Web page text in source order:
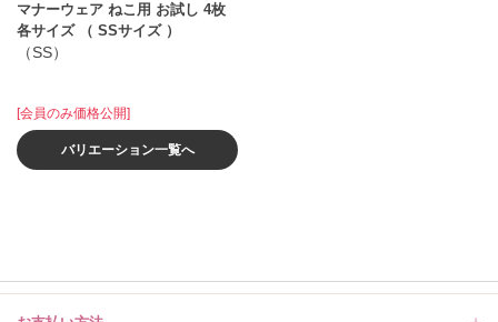
マナーウェア ねこ用 お試し 4枚
各サイズ （ SSサイズ ）
（SS）
[会員のみ価格公開]
バリエーション一覧へ